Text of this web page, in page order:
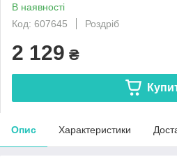
В наявності
Код: 607645
Роздріб
2 129 ₴
Опис Характеристики